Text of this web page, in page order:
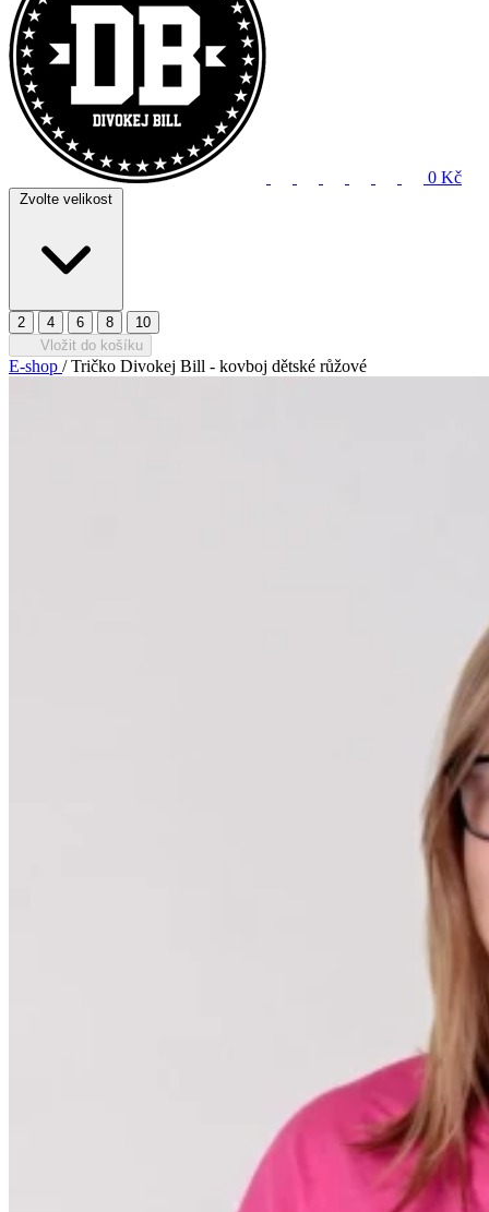
0 Kč
Zvolte velikost
2 4 6 8
10
Vložit do košíku
E-shop / Tričko Divokej Bill - kovboj dětské růžové